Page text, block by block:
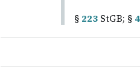
§ 223StGB; §